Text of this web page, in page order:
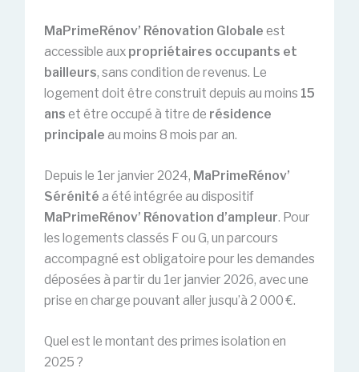
MaPrimeRénov’ Rénovation Globale est
accessible aux propriétaires occupants et
bailleurs, sans condition de revenus. Le
logement doit être construit depuis au moins 15
ans et être occupé à titre de résidence
principale au moins 8 mois par an.
Depuis le 1er janvier 2024, MaPrimeRénov’
Sérénité a été intégrée au dispositif
MaPrimeRénov’ Rénovation d’ampleur. Pour
les logements classés F ou G, un parcours
accompagné est obligatoire pour les demandes
déposées à partir du 1er janvier 2026, avec une
prise en charge pouvant aller jusqu’à 2 000 €.
Quel est le montant des primes isolation en
2025 ?